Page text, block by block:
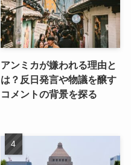
アンミカが嫌われる理由と
は？反日発言や物議を醸す
コメントの背景を探る